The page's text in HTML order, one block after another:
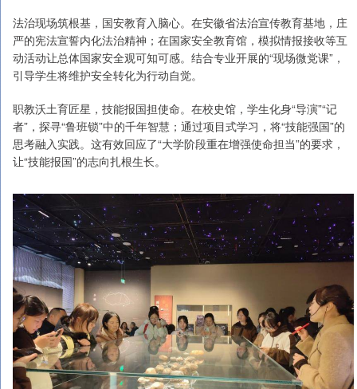
法治现场筑根基，国安教育入脑心。在安徽省法治宣传教育基地，庄
严的宪法宣誓内化法治精神；在国家安全教育馆，模拟情报接收等互
动活动让总体国家安全观可知可感。结合专业开展的“现场微党课”，
引导学生将维护安全转化为行动自觉。
职教沃土育匠星，技能报国担使命。在校史馆，学生化身“导演”“记
者”，探寻“鲁班锁”中的千年智慧；通过项目式学习，将“技能强国”的
思考融入实践。这有效回应了“大学阶段重在增强使命担当”的要求，
让“技能报国”的志向扎根生长。